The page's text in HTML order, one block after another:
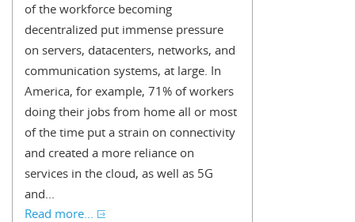
of the workforce becoming
decentralized put immense pressure
on servers, datacenters, networks, and
communication systems, at large. In
America, for example, 71% of workers
doing their jobs from home all or most
of the time put a strain on connectivity
and created a more reliance on
services in the cloud, as well as 5G
and...
Read more...